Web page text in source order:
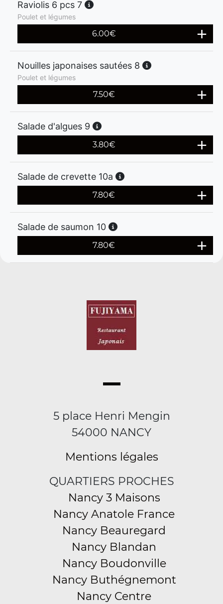
Raviolis 6 pcs 7
Poulet et légumes
6.00€
Nouilles japonaises sautées 8
Poulet et légumes
7.50€
Salade d'algues 9
3.80€
Salade de crevette 10a
7.80€
Salade de saumon 10
7.80€
5 place Henri Mengin
54000 NANCY
Mentions légales
QUARTIERS PROCHES
Nancy 3 Maisons
Nancy Anatole France
Nancy Beauregard
Nancy Blandan
Nancy Boudonville
Nancy Buthégnemont
Nancy Centre